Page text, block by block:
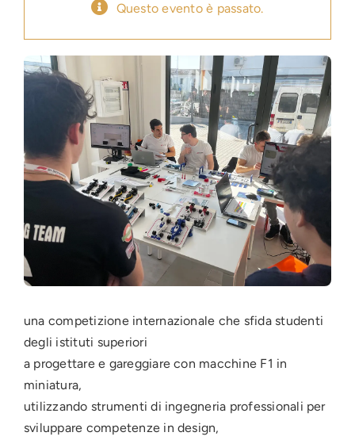
Questo evento è passato.
una competizione internazionale che sfida studenti
degli istituti superiori
a progettare e gareggiare con macchine F1 in
miniatura,
utilizzando strumenti di ingegneria professionali per
sviluppare competenze in design,